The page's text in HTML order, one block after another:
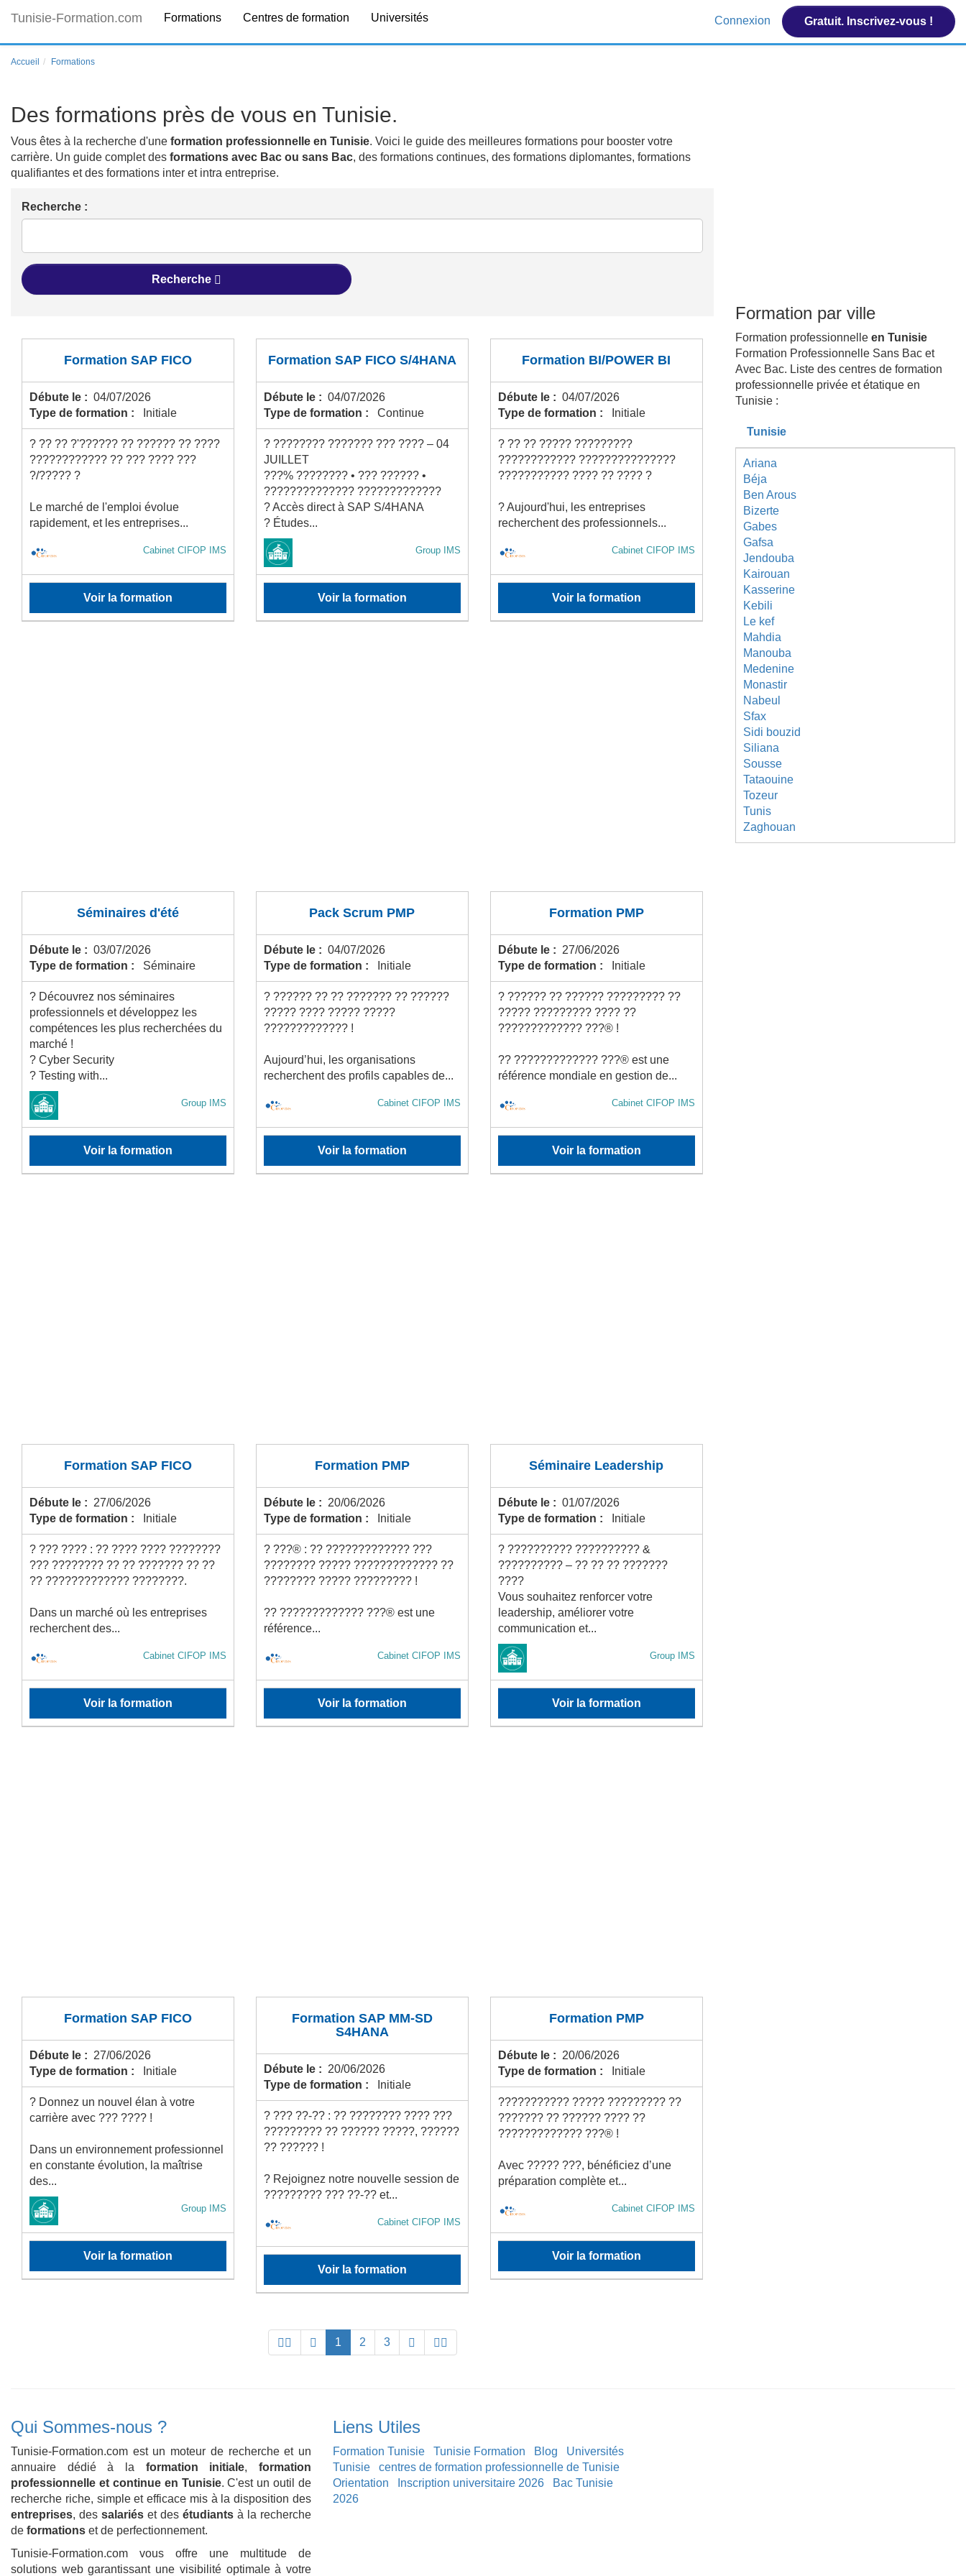
Tunisie-Formation.com Formations Centres de formation Universités Connexion Gratuit. Inscrivez-vous !
Accueil Formations
Des formations près de vous en Tunisie.
Vous êtes à la recherche d'une formation professionnelle en Tunisie. Voici le guide des meilleures formations pour booster votre
carrière. Un guide complet des formations avec Bac ou sans Bac, des formations continues, des formations diplomantes, formations
qualifiantes et des formations inter et intra entreprise.
Recherche :
Recherche
Formation SAP FICO
Débute le : 04/07/2026
Type de formation :
Initiale
? ?? ?? ?'?????? ?? ?????? ?? ????
???????????? ?? ??? ???? ???
?/????? ?
Le marché de l'emploi évolue
rapidement, et les entreprises...
Cabinet CIFOP IMS
Voir la formation
Formation SAP FICO S/4HANA
Débute le : 04/07/2026
Type de formation :
Continue
? ???????? ??????? ??? ???? – 04
JUILLET
???% ???????? • ??? ?????? •
?????????????? ?????????????
? Accès direct à SAP S/4HANA
? Études...
Group IMS
Voir la formation
Formation BI/POWER BI
Débute le : 04/07/2026
Type de formation :
Initiale
? ?? ?? ????? ?????????
???????????? ???????????????
??????????? ???? ?? ???? ?
? Aujourd'hui, les entreprises
recherchent des professionnels...
Cabinet CIFOP IMS
Voir la formation
Séminaires d'été
Débute le : 03/07/2026
Type de formation :
Séminaire
? Découvrez nos séminaires
professionnels et développez les
compétences les plus recherchées du
marché !
? Cyber Security
? Testing with...
Group IMS
Voir la formation
Pack Scrum PMP
Débute le : 04/07/2026
Type de formation :
Initiale
? ?????? ?? ?? ??????? ?? ??????
????? ???? ????? ?????
????????????? !
Aujourd’hui, les organisations
recherchent des profils capables de...
Cabinet CIFOP IMS
Voir la formation
Formation PMP
Débute le : 27/06/2026
Type de formation :
Initiale
? ?????? ?? ?????? ????????? ??
????? ????????? ???? ??
????????????? ???® !
?? ????????????? ???® est une
référence mondiale en gestion de...
Cabinet CIFOP IMS
Voir la formation
Formation SAP FICO
Débute le : 27/06/2026
Type de formation :
Initiale
? ??? ???? : ?? ???? ???? ????????
??? ???????? ?? ?? ??????? ?? ??
?? ????????????? ????????.
Dans un marché où les entreprises
recherchent des...
Cabinet CIFOP IMS
Voir la formation
Formation PMP
Débute le : 20/06/2026
Type de formation :
Initiale
? ???® : ?? ????????????? ???
???????? ????? ????????????? ??
???????? ????? ????????? !
?? ????????????? ???® est une
référence...
Cabinet CIFOP IMS
Voir la formation
Séminaire Leadership
Débute le : 01/07/2026
Type de formation :
Initiale
? ?????????? ?????????? &
?????????? – ?? ?? ?? ???????
????
Vous souhaitez renforcer votre
leadership, améliorer votre
communication et...
Group IMS
Voir la formation
Formation SAP FICO
Débute le : 27/06/2026
Type de formation :
Initiale
? Donnez un nouvel élan à votre
carrière avec ??? ???? !
Dans un environnement professionnel
en constante évolution, la maîtrise
des...
Group IMS
Voir la formation
Formation SAP MM-SD
S4HANA
Débute le : 20/06/2026
Type de formation :
Initiale
? ??? ??-?? : ?? ???????? ???? ???
????????? ?? ?????? ?????, ??????
?? ?????? !
? Rejoignez notre nouvelle session de
????????? ??? ??-?? et...
Cabinet CIFOP IMS
Voir la formation
Formation PMP
Débute le : 20/06/2026
Type de formation :
Initiale
??????????? ????? ????????? ??
??????? ?? ?????? ???? ??
????????????? ???® !
Avec ????? ???, bénéficiez d’une
préparation complète et...
Cabinet CIFOP IMS
Voir la formation
1 2 3
Formation par ville
Formation professionnelle en Tunisie
Formation Professionnelle Sans Bac et
Avec Bac. Liste des centres de formation
professionnelle privée et étatique en
Tunisie :
Tunisie
Ariana
Béja
Ben Arous
Bizerte
Gabes
Gafsa
Jendouba
Kairouan
Kasserine
Kebili
Le kef
Mahdia
Manouba
Medenine
Monastir
Nabeul
Sfax
Sidi bouzid
Siliana
Sousse
Tataouine
Tozeur
Tunis
Zaghouan
Qui Sommes-nous ?
Tunisie-Formation.com est un moteur de recherche et un
annuaire dédié à la formation initiale,formation
professionnelle et continue en Tunisie. C'est un outil de
recherche riche, simple et efficace mis à la disposition des
entreprises, des salariés et des étudiants à la recherche
de formations et de perfectionnement.
Tunisie-Formation.com vous offre une multitude de
solutions web garantissant une visibilité optimale à votre
Liens Utiles
Formation Tunisie Tunisie Formation Blog
Universités
Tunisie
centres de formation professionnelle de Tunisie
Orientation
Inscription universitaire 2026
Bac Tunisie
2026